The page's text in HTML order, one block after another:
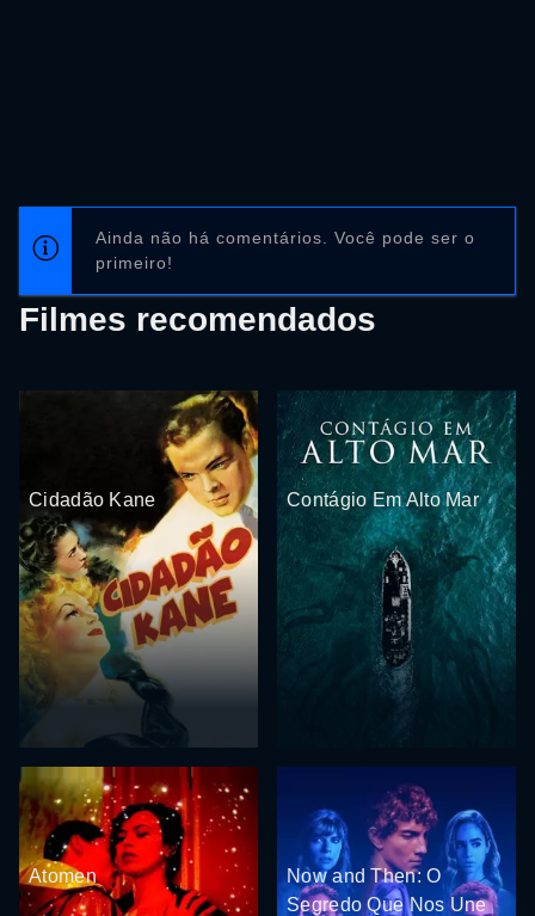
Ainda não há comentários. Você pode ser o
primeiro!
Filmes recomendados
Cidadão Kane Contágio Em Alto Mar
Atomen
Now and Then: O
Segredo Que Nos Une